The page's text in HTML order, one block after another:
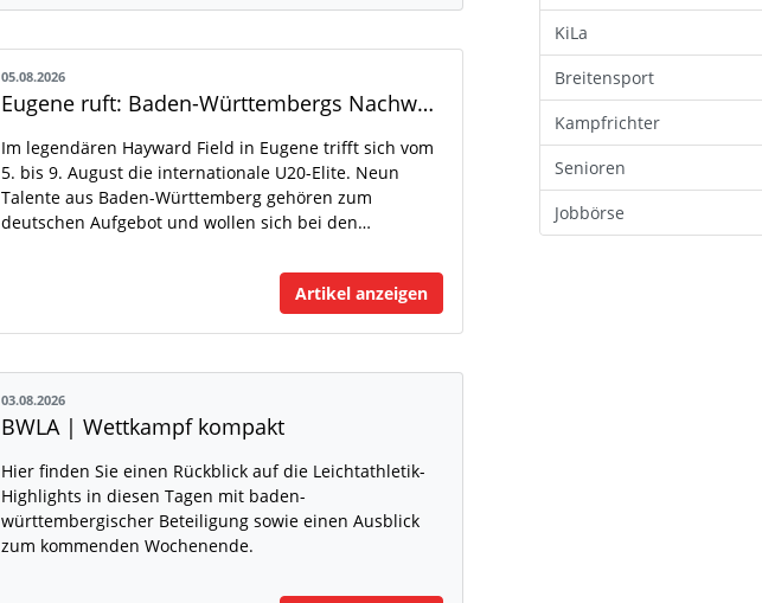
05.08.2026
Eugene ruft: Baden-Württembergs Nachwuchs greift nach der Weltspitze
Im legendären Hayward Field in Eugene trifft sich vom
5. bis 9. August die internationale U20-Elite. Neun
Talente aus Baden-Württemberg gehören zum
deutschen Aufgebot und wollen sich bei den…
Artikel anzeigen
03.08.2026
BWLA | Wettkampf kompakt
Hier finden Sie einen Rückblick auf die Leichtathletik-
Highlights in diesen Tagen mit baden-
württembergischer Beteiligung sowie einen Ausblick
zum kommenden Wochenende.
KiLa
Breitensport
Kampfrichter
Senioren
Jobbörse